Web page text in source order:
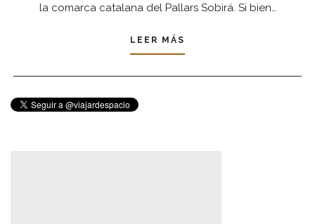
la comarca catalana del Pallars Sobirá. Si bien…
LEER MÁS